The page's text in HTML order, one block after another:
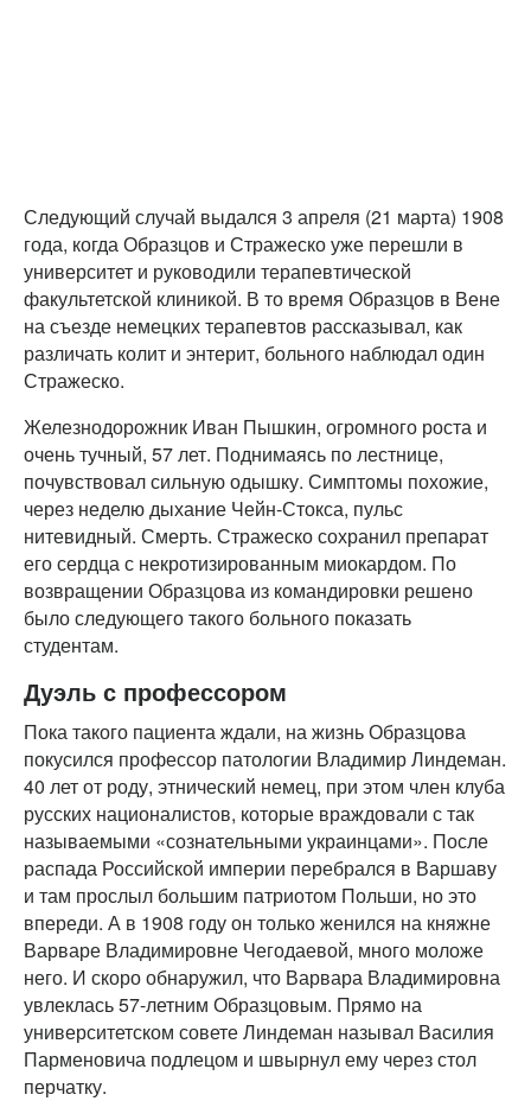
Следующий случай выдался 3 апреля (21 марта) 1908
года, когда Образцов и Стражеско уже перешли в
университет и руководили терапевтической
факультетской клиникой. В то время Образцов в Вене
на съезде немецких терапевтов рассказывал, как
различать колит и энтерит, больного наблюдал один
Стражеско.
Железнодорожник Иван Пышкин, огромного роста и
очень тучный, 57 лет. Поднимаясь по лестнице,
почувствовал сильную одышку. Симптомы похожие,
через неделю дыхание Чейн-Стокса, пульс
нитевидный. Смерть. Стражеско сохранил препарат
его сердца с некротизированным миокардом. По
возвращении Образцова из командировки решено
было следующего такого больного показать
студентам.
Дуэль с профессором
Пока такого пациента ждали, на жизнь Образцова
покусился профессор патологии Владимир Линдеман.
40 лет от роду, этнический немец, при этом член клуба
русских националистов, которые враждовали с так
называемыми «сознательными украинцами». После
распада Российской империи перебрался в Варшаву
и там прослыл большим патриотом Польши, но это
впереди. А в 1908 году он только женился на княжне
Варваре Владимировне Чегодаевой, много моложе
него. И скоро обнаружил, что Варвара Владимировна
увлеклась 57-летним Образцовым. Прямо на
университетском совете Линдеман называл Василия
Парменовича подлецом и швырнул ему через стол
перчатку.